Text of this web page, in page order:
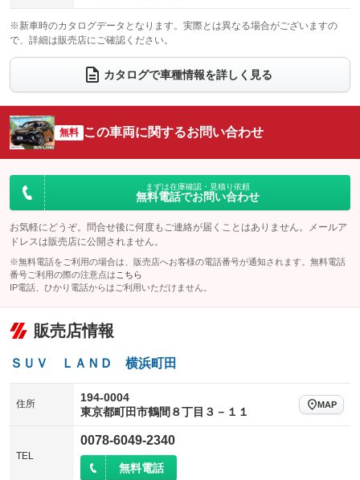
：装備なし ：装備なし
ウォークスルー
：装備なし
電動リアゲート フロントカメラ
：装備なし
：装備なし ：装備なし
サイドカメラ
：装備なし ルーフレール
：装備なし
：装備なし
：装備なし
※新車時のカタログデータとなります。実際とは異なる場合がございますの
で、詳細は販売店にご確認ください。
カタログで車種情報を詳しく見る
無料 この車両に関するお問い合わせ
まずは在庫確認・見積り依頼
無料電話でお問い合わせ
お気軽にどうぞ。問合せ後に何度もご連絡が届くことはありません。メールア
ドレスは販売店に公開されません。
※無料電話をご利用の場合は、販売店へお客様の電話番号が通知されます。無料電話
番号ご利用の際の注意点は こちら
IP電話、ひかり電話からはご利用いただけません。
販売店情報
ＳＵＶ ＬＡＮＤ 横浜町田
住所
194-0004
東京都町田市鶴間８丁目３－１１
MAP
TEL
0078-6049-2340
無料電話